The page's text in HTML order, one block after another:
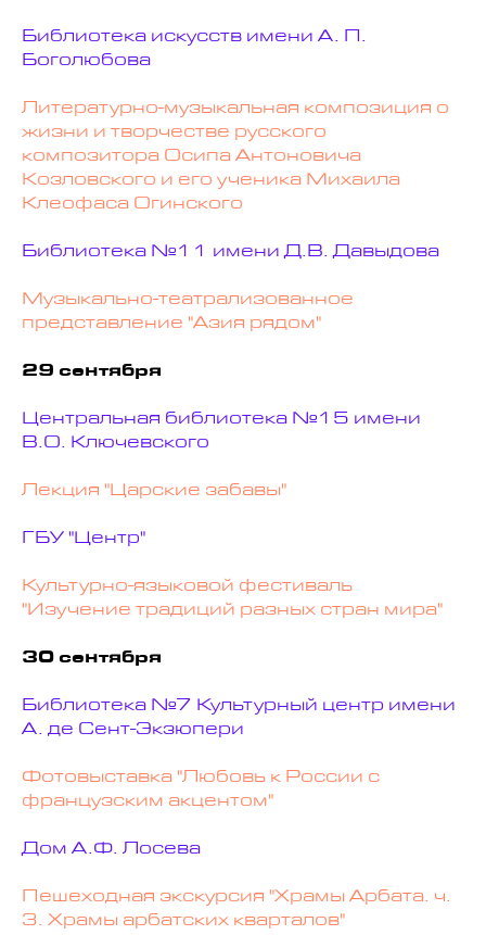
Библиотека искусств имени А. П.
Боголюбова
Литературно-музыкальная композиция о
жизни и творчестве русского
композитора Осипа Антоновича
Козловского и его ученика Михаила
Клеофаса Огинского
Библиотека №11 имени Д.В. Давыдова
Музыкально-театрализованное
представление "Азия рядом"
29 сентября
Центральная библиотека №15 имени
В.О. Ключевского
Лекция "Царские забавы"
ГБУ "Центр"
Культурно-языковой фестиваль
"Изучение традиций разных стран мира"
30 сентября
Библиотека №7 Культурный центр имени
А. де Сент-Экзюпери
Фотовыставка "Любовь к России с
французским акцентом"
Дом А.Ф. Лосева
Пешеходная экскурсия "Храмы Арбата. ч.
3. Храмы арбатских кварталов"